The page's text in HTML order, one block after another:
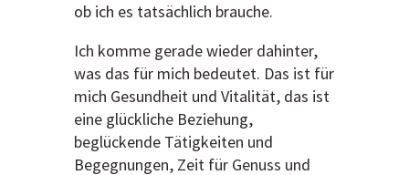
ob ich es tatsächlich brauche.
Ich komme gerade wieder dahinter,
was das für mich bedeutet. Das ist für
mich Gesundheit und Vitalität, das ist
eine glückliche Beziehung,
beglückende Tätigkeiten und
Begegnungen, Zeit für Genuss und